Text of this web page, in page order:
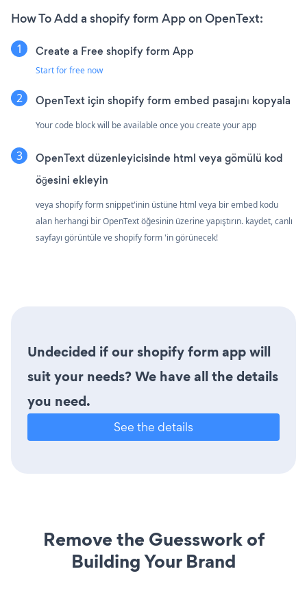
How To Add a shopify form App on OpenText:
Create a Free shopify form App
Start for free now
OpenText için shopify form embed pasajını kopyala
Your code block will be available once you create your app
OpenText düzenleyicisinde html veya gömülü kod
öğesini ekleyin
veya shopify form snippet'inin üstüne html veya bir embed kodu
alan herhangi bir OpenText öğesinin üzerine yapıştırın. kaydet, canlı
sayfayı görüntüle ve shopify form 'in görünecek!
Undecided if our shopify form app will
suit your needs? We have all the details
you need.
See the details
Remove the Guesswork of
Building Your Brand